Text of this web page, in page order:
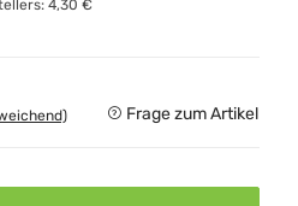
: 4,30 €
Frage zum Artikel